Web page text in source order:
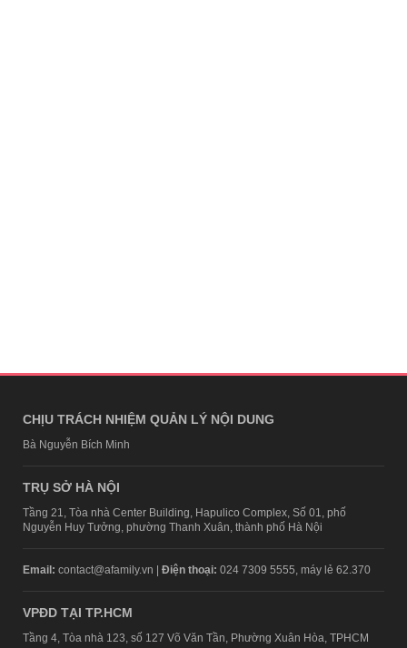
CHỊU TRÁCH NHIỆM QUẢN LÝ NỘI DUNG
Bà Nguyễn Bích Minh
TRỤ SỞ HÀ NỘI
Tầng 21, Tòa nhà Center Building, Hapulico Complex, Số 01, phố
Nguyễn Huy Tưởng, phường Thanh Xuân, thành phố Hà Nội
Email: contact@afamily.vn | Điện thoại: 024 7309 5555, máy lẻ 62.370
VPĐD TẠI TP.HCM
Tầng 4, Tòa nhà 123, số 127 Võ Văn Tần, Phường Xuân Hòa, TPHCM